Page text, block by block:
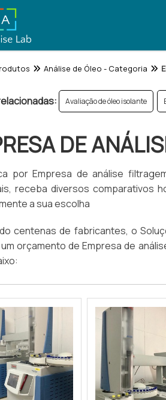
Análise de Óleo - Categoria
Avaliação de óleo isolante
DE
por Empresa de análise
receba diversos comparativos
a sua escolha
centenas de fabricantes, o
orçamento de Empresa de